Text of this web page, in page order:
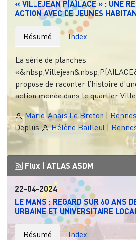
« VILLEJEAN P(A)LACE » : UNE
ACTION AVEC DE JEUNES
Résumé Index
La série de planches
propose de raconter l’histoire
action menée dans le quartier
Marie-Anaïs Le Breton
Rennes
Deplus
Hélène Bailleul|
Flux | ATLAS ASDM
22-04-2024
LE MANS : REGARD SUR 60 ANS
URBAINE ET UNIVERSITAIRE
Résumé Index